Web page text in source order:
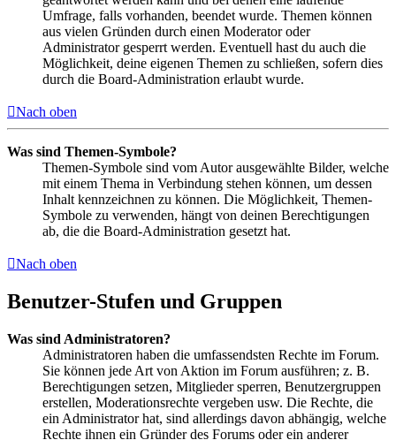
Umfrage, falls vorhanden, beendet wurde. Themen können
aus vielen Gründen durch einen Moderator oder
Administrator gesperrt werden. Eventuell hast du auch die
Möglichkeit, deine eigenen Themen zu schließen, sofern dies
durch die Board-Administration erlaubt wurde.
Nach oben
Was sind Themen-Symbole?
Themen-Symbole sind vom Autor ausgewählte Bilder, welche
mit einem Thema in Verbindung stehen können, um dessen
Inhalt kennzeichnen zu können. Die Möglichkeit, Themen-
Symbole zu verwenden, hängt von deinen Berechtigungen
ab, die die Board-Administration gesetzt hat.
Nach oben
Benutzer-Stufen und Gruppen
Was sind Administratoren?
Administratoren haben die umfassendsten Rechte im Forum.
Sie können jede Art von Aktion im Forum ausführen; z. B.
Berechtigungen setzen, Mitglieder sperren, Benutzergruppen
erstellen, Moderationsrechte vergeben usw. Die Rechte, die
ein Administrator hat, sind allerdings davon abhängig, welche
Rechte ihnen ein Gründer des Forums oder ein anderer